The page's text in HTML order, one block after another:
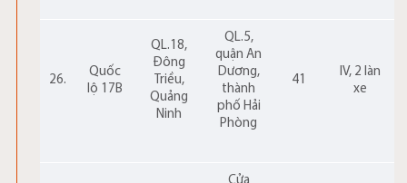
26.
Quốc
lộ 17B
QL.18,
Đông
Triều,
Quảng
Ninh
QL.5,
quận An
Dương,
thành
phố Hải
Phòng
41
IV, 2 làn
xe